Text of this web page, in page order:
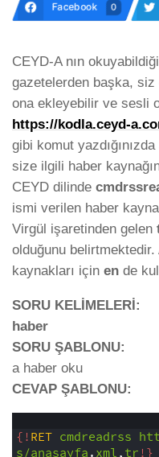
Facebook 0
CEYD-A nın
gazetelerden başka, siz
ona ekleyebilir ve sesli
https://kodla.ceyd-
gibi komut yazdığınızda
size ilgili haber
CEYD dilinde
ismi verilen haber
Virgül işaretinden gelen
olduğunu
kaynakları için en de
SORU KELİMELERİ:
haber
SORU ŞABLONU:
a haber oku
CEVAP ŞABLONU:
{!RET cmdreadrss
s/anasayfa.xml,tr!}